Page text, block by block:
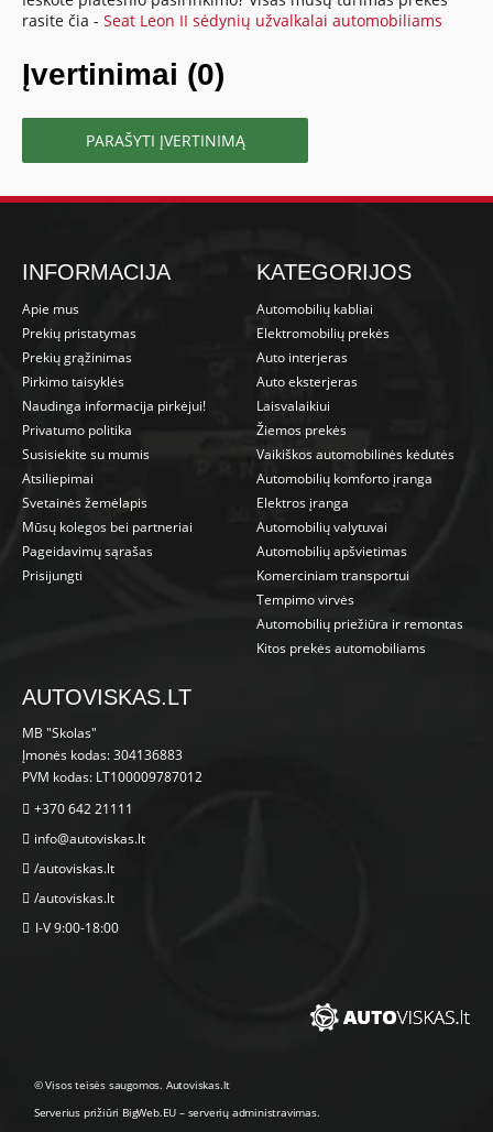
rasite čia -Seat Leon II sėdynių užvalkalai automobiliams
Įvertinimai (0)
PARAŠYTI ĮVERTINIMĄ
INFORMACIJA
Apie mus
Prekių pristatymas
Prekių grąžinimas
Pirkimo taisyklės
Naudinga informacija pirkėjui!
Privatumo politika
Susisiekite su mumis
Atsiliepimai
Svetainės žemėlapis
Mūsų kolegos bei partneriai
Pageidavimų sąrašas
Prisijungti
KATEGORIJOS
Automobilių kabliai
Elektromobilių prekės
Auto interjeras
Auto eksterjeras
Laisvalaikiui
Žiemos prekės
Vaikiškos automobilinės kėdutės
Automobilių komforto įranga
Elektros įranga
Automobilių valytuvai
Automobilių apšvietimas
Komerciniam transportui
Tempimo virvės
Automobilių priežiūra ir remontas
Kitos prekės automobiliams
AUTOVISKAS.LT
MB "Skolas"
Įmonės kodas: 304136883
PVM kodas: LT100009787012
+370 642 21111
info@autoviskas.lt
/autoviskas.lt
/autoviskas.lt
I-V 9:00-18:00
© Visos teisės saugomos. Autoviskas.lt
Serverius prižiūri BigWeb.EU – serverių administravimas.